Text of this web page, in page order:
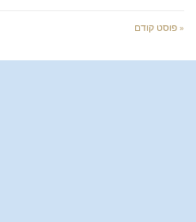
« פוסט קודם